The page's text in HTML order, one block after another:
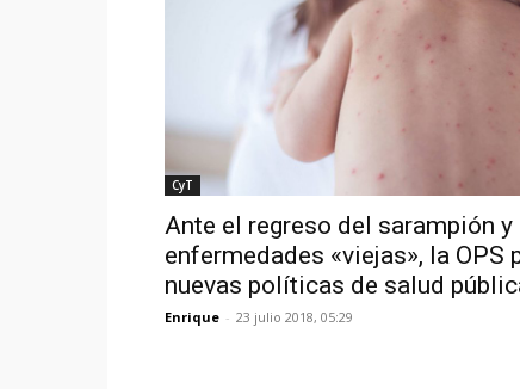
CyT
Ante el regreso del sarampión y
enfermedades «viejas», la OPS
nuevas políticas de salud
Enrique - 23 julio 2018, 05:29